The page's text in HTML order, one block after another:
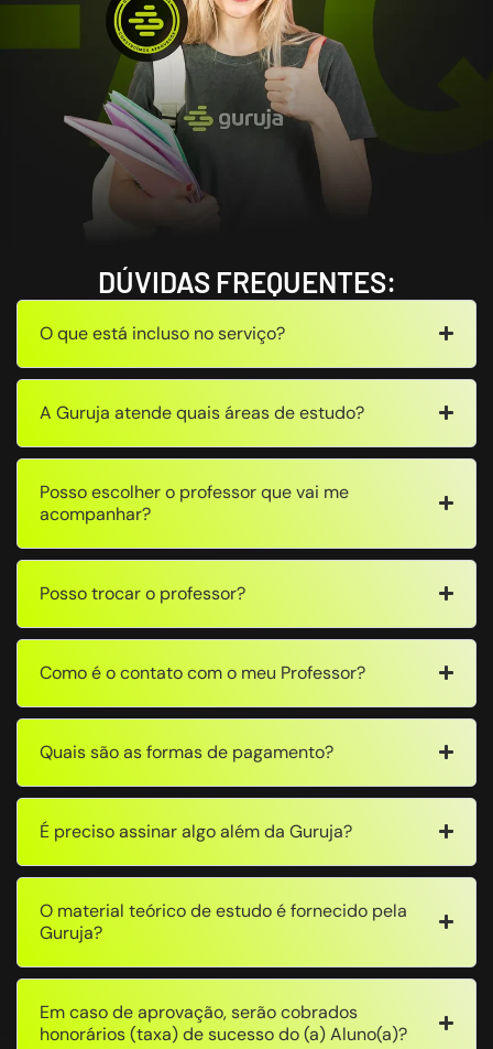
DÚVIDAS FREQUENTES:
O que está incluso no serviço?
A Guruja atende quais áreas de estudo?
Posso escolher o professor que vai me
acompanhar?
Posso trocar o professor?
Como é o contato com o meu Professor?
Quais são as formas de pagamento?
É preciso assinar algo além da Guruja?
O material teórico de estudo é fornecido pela
Guruja?
Em caso de aprovação, serão cobrados
honorários (taxa) de sucesso do (a) Aluno(a)?